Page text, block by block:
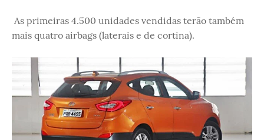
As primeiras 4.500 unidades vendidas terão também
mais quatro airbags (laterais e de cortina).